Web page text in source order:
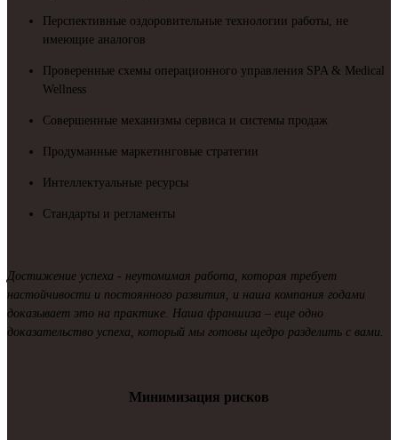
Перспективные оздоровительные технологии работы, не
имеющие аналогов
Проверенные схемы операционного управления SPA & Medical
Wellness
Совершенные механизмы сервиса и системы продаж
Продуманные маркетинговые стратегии
Интеллектуальные ресурсы
Стандарты и регламенты
Достижение успеха - неутомимая работа, которая требует
настойчивости и постоянного развития, и наша компания годами
доказывает это на практике. Наша франшиза – еще одно
доказательство успеха, который мы готовы щедро разделить с вами.
Минимизация рисков